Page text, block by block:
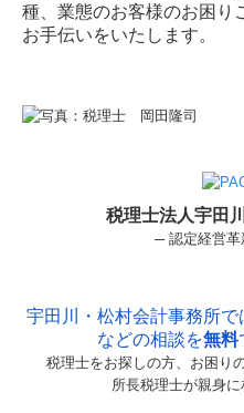
種、業態のお客様のお困り
お手伝いをいたします。
税理士法人宇田
─ 認定経営
宇田川・松村会計事務所
などの相談を無料
税理士をお探しの方、お困り
所長税理士が親身に